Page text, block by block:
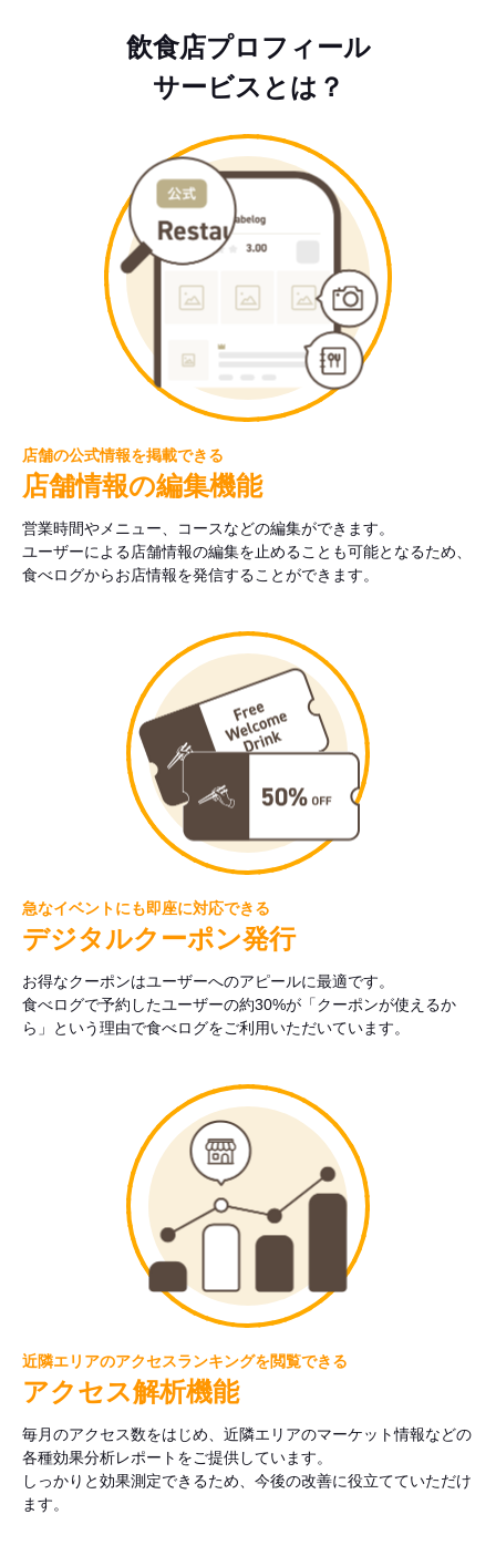
飲食店プロフィール
サービスとは？
店舗の公式情報を掲載できる
店舗情報の編集機能
営業時間やメニュー、コースなどの編集ができます。
ユーザーによる店舗情報の編集を止めることも可能となるため、
食べログからお店情報を発信することができます。
急なイベントにも即座に対応できる
デジタルクーポン発行
お得なクーポンはユーザーへのアピールに最適です。
食べログで予約したユーザーの約30%が「クーポンが使えるか
ら」という理由で食べログをご利用いただいています。
近隣エリアのアクセスランキングを閲覧できる
アクセス解析機能
毎月のアクセス数をはじめ、近隣エリアのマーケット情報などの
各種効果分析レポートをご提供しています。
しっかりと効果測定できるため、今後の改善に役立てていただけ
ます。